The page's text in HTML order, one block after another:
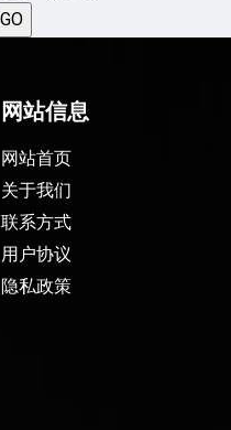
网站信息
网站首页
关于我们
联系方式
用户协议
隐私政策